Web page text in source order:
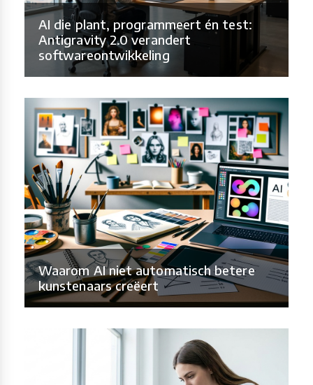
AI die plant, programmeert én test:
Antigravity 2.0 verandert
softwareontwikkeling
Waarom AI niet automatisch betere
kunstenaars creëert